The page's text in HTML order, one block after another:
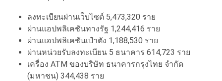
ลงทะเบียนผ่านเว็บไซต์ 5,473,320 ราย
ผ่านแอปพลิเคชันทางรัฐ 1,244,416 ราย
ผ่านแอปพลิเคชันเป๋าตัง 1,188,530 ราย
ผ่านหน่วยรับลงทะเบียน 5 ธนาคาร 614,723 ราย
เครื่อง ATM ของบริษัท ธนาคารกรุงไทย จำกัด
(มหาชน) 344,438 ราย